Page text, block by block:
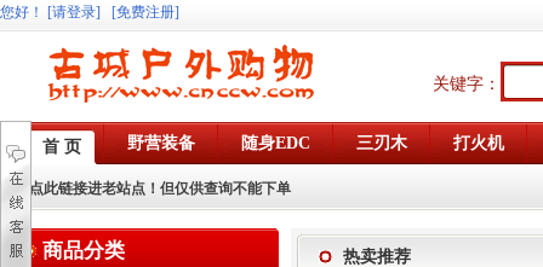
您好 ！ [请登录] [免费注册]
关键字：
首 页 野营装备 随身EDC 三刃木 打火机
点此链接进老站点！但仅供查询不能下单
商品分类 热卖推荐